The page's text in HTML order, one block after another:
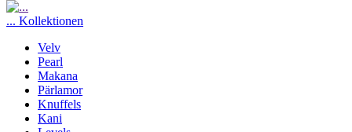
... Kollektionen
Velv
Pearl
Makana
Pärlamor
Knuffels
Kani